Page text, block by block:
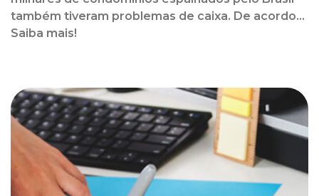
também tiveram problemas de caixa. De acordo...
Saiba mais!